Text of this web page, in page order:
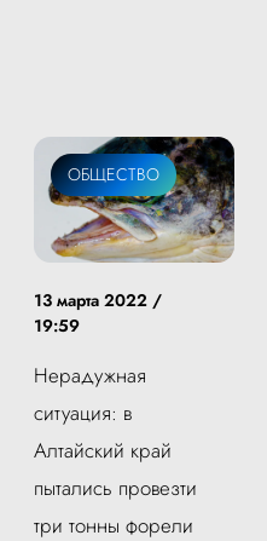
ОБЩЕСТВО
13 марта 2022 /
19:59
Нерадужная
ситуация: в
Алтайский край
пытались провезти
три тонны форели